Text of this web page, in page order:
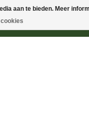
aan te bieden. Meer
cookies